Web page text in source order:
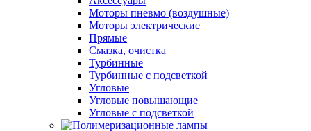
Моторы пневмо (воздушные)
Моторы электрические
Прямые
Смазка, очистка
Турбинные
Турбинные с подсветкой
Угловые
Угловые повышающие
Угловые с подсветкой